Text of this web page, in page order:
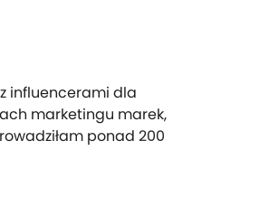
influencerami dla
marketingu marek,
ponad 200